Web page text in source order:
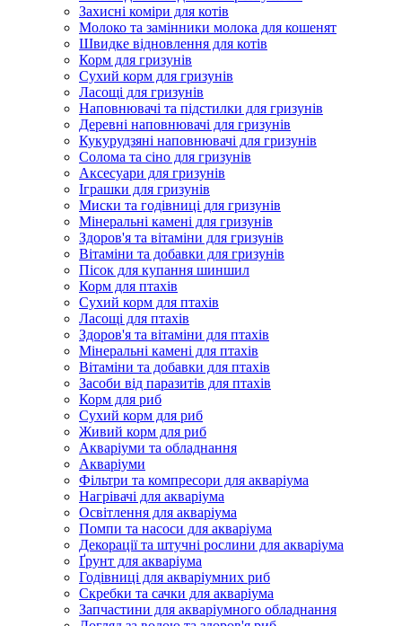
Захисні коміри для котів
Молоко та замінники молока для кошенят
Швидке відновлення для котів
Корм для гризунів
Сухий корм для гризунів
Ласощі для гризунів
Наповнювачі та підстилки для гризунів
Деревні наповнювачі для гризунів
Кукурудзяні наповнювачі для гризунів
Солома та сіно для гризунів
Аксесуари для гризунів
Іграшки для гризунів
Миски та годівниці для гризунів
Мінеральні камені для гризунів
Здоров'я та вітаміни для гризунів
Вітаміни та добавки для гризунів
Пісок для купання шиншил
Корм для птахів
Сухий корм для птахів
Ласощі для птахів
Здоров'я та вітаміни для птахів
Мінеральні камені для птахів
Вітаміни та добавки для птахів
Засоби від паразитів для птахів
Корм для риб
Сухий корм для риб
Живий корм для риб
Акваріуми та обладнання
Акваріуми
Фільтри та компресори для акваріума
Нагрівачі для акваріума
Освітлення для акваріума
Помпи та насоси для акваріума
Декорації та штучні рослини для акваріума
Ґрунт для акваріума
Годівниці для акваріумних риб
Скребки та сачки для акваріума
Запчастини для акваріумного обладнання